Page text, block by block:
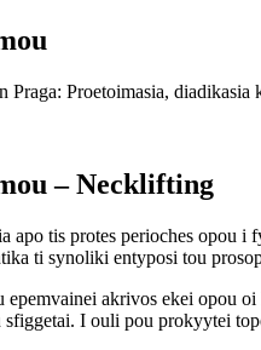
Proetoimasia, diadikasia
– Necklifting
apo tis protes perioches opou i
ti synoliki entyposi tou
akrivos ekei opou oi
sfiggetai. I ouli pou prokyytei